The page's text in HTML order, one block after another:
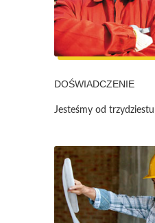
DOŚWIADCZENIE
Jesteśmy od